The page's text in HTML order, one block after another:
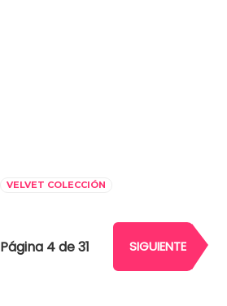
VELVET COLECCIÓN
Página 4 de 31 SIGUIENTE